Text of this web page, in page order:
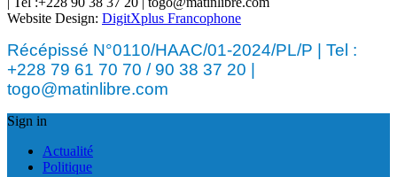
Website Design: DigitXplus Francophone
Récépissé N°0110/HAAC/01-2024/PL/P | Tel :
+228 79 61 70 70 / 90 38 37 20 |
togo@matinlibre.com
Sign in
Actualité
Politique